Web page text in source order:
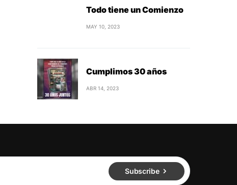
Todo tiene un Comienzo
MAY 10, 2023
Cumplimos 30 años
ABR 14, 2023
Subscribe